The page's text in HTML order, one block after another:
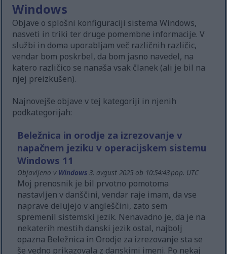
Windows
Objave o splošni konfiguraciji sistema Windows,
nasveti in triki ter druge pomembne informacije. V
službi in doma uporabljam več različnih različic,
vendar bom poskrbel, da bom jasno navedel, na
katero različico se nanaša vsak članek (ali je bil na
njej preizkušen).
Najnovejše objave v tej kategoriji in njenih
podkategorijah:
Beležnica in orodje za izrezovanje v
napačnem jeziku v operacijskem sistemu
Windows 11
Objavljeno v Windows 3. avgust 2025 ob 10:54:43 pop. UTC
Moj prenosnik je bil prvotno pomotoma
nastavljen v danščini, vendar raje imam, da vse
naprave delujejo v angleščini, zato sem
spremenil sistemski jezik. Nenavadno je, da je na
nekaterih mestih danski jezik ostal, najbolj
opazna Beležnica in Orodje za izrezovanje sta se
še vedno prikazovala z danskimi imeni. Po nekaj